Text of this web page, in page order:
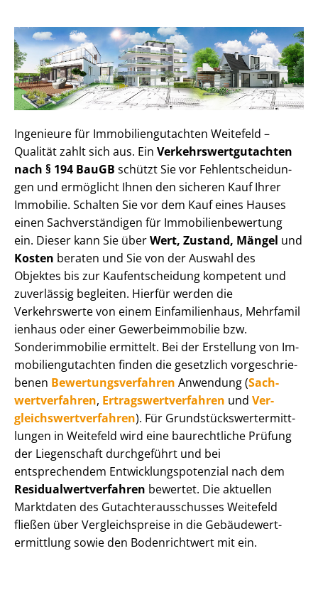
Ingenieure für Im­mo­bi­li­en­gut­ach­ten Weitefeld –
Qualität zahlt sich aus. Ein Ver­kehrs­wert­gut­ach­ten
nach § 194 BauGB schützt Sie vor Fehl­ent­schei­dun­
gen und ermöglicht Ihnen den sicheren Kauf Ihrer
Immobilie. Schalten Sie vor dem Kauf eines Hauses
einen Sach­ver­stän­di­gen für Im­mo­bi­li­en­be­wer­tung
ein. Dieser kann Sie überWert, Zustand, Mängel und
Kosten beraten und Sie von der Auswahl des
Objektes bis zur Kauf­ent­schei­dung kompetent und
zuverlässig begleiten. Hierfür werden die
Verkehrswerte von einem Einfamilienhaus, Mehr­fa­mi­l
i­en­haus oder einer Ge­wer­be­im­mo­bi­lie bzw.
Sonderimmobilie ermittelt. Bei der Erstellung von Im­
mo­bi­li­en­gut­ach­ten finden die gesetzlich vor­ge­schrie­
be­nen Be­wer­tungs­ver­fah­ren Anwendung (Sach­
wert­ver­fah­ren, Er­trags­wert­ver­fah­ren und Ver­
gleichs­wert­ver­fah­ren). Für Grund­stücks­wert­ermitt­
lun­gen in Weitefeld wird eine baurechtliche Prüfung
der Liegenschaft durchgeführt und bei
entsprechendem Ent­wick­lungs­po­ten­zi­al nach dem
Re­si­du­al­wert­ver­fah­ren bewertet. Die aktuellen
Marktdaten des Gut­ach­ter­aus­schus­ses Weitefeld
fließen über Ver­gleichs­prei­se in die Ge­bäu­de­wert­
ermitt­lung sowie den Bodenrichtwert mit ein.